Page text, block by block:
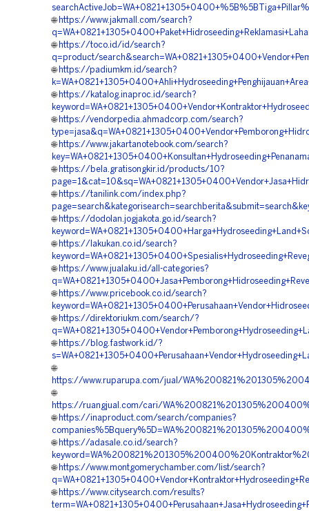
🌐 https://www.jakmall.com/search?
🌐 https://toco.id/id/search?
q=product/
🌐 https://padiumkm.id/search?
🌐 https://katalog.inaproc.id/search?
🌐 https://vendorpedia.ahmadcorp.com/search?
🌐 https://www.jakartanotebook.com/search?
🌐 https://bela.gratisongkir.id/products/10?
🌐 https://tanilink.com/index.php?
🌐 https://dodolan.jogjakota.go.id/search?
🌐 https://lakukan.co.id/search?
🌐 https://www.jualaku.id/all-categories?
🌐 https://www.pricebook.co.id/search?
🌐 https://direktoriukm.com/search/?
🌐 https://blog.fastwork.id/?
🌐
https://www.ruparupa.com/jual/
🌐
https://ruangjual.com/cari/
🌐 https://inaproduct.com/search/companies?
🌐 https://adasale.co.id/search?
🌐 https://www.montgomerychamber.com/list/search?
🌐 https://www.citysearch.com/results?